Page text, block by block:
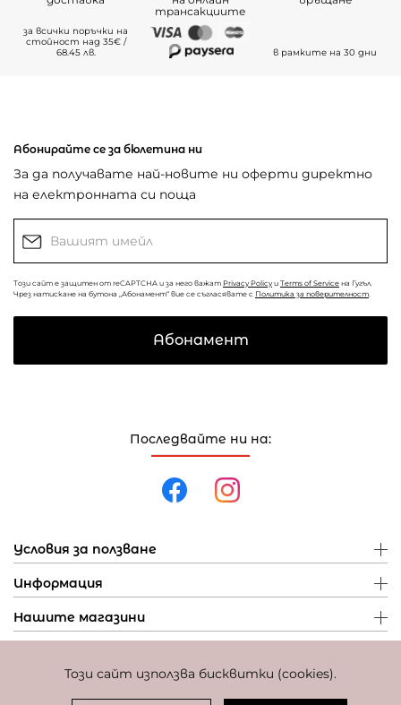
Този сайт използва бисквитки (cookies).
за всички поръчки на
стойност над 35€ /
68.45 лв.
трансакциите
в рамките на 30 дни
Последвайте ни на:
Условия за ползване
Информация
Нашите магазини
Абонирайте се за бюлетина ни
За да получавате най-новите ни оферти директно
на електронната си поща
Този сайт е защитен от reCAPTCHA и за него важат Privacy Policy и Terms of Service на Гугъл.
Чрез натискане на бутона „Абонамент“ вие се съгласявате с Политика за поверителност
Абонамент